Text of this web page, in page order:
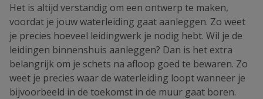
Het is altijd verstandig om een ontwerp te maken,
voordat je jouw waterleiding gaat aanleggen. Zo weet
je precies hoeveel leidingwerk je nodig hebt. Wil je de
leidingen binnenshuis aanleggen? Dan is het extra
belangrijk om je schets na afloop goed te bewaren. Zo
weet je precies waar de waterleiding loopt wanneer je
bijvoorbeeld in de toekomst in de muur gaat boren.